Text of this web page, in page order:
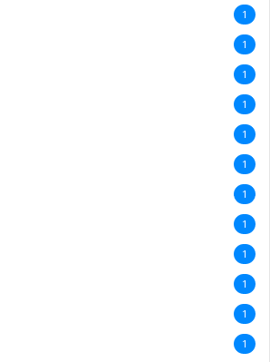
1
1
1
1
1
1
1
1
1
1
1
1